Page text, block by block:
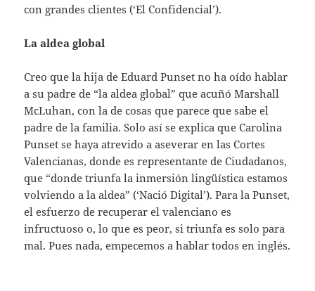
con grandes clientes (‘El Confidencial’).
La aldea global
Creo que la hija de Eduard Punset no ha oído hablar
a su padre de “la aldea global” que acuñó Marshall
McLuhan, con la de cosas que parece que sabe el
padre de la familia. Solo así se explica que Carolina
Punset se haya atrevido a aseverar en las Cortes
Valencianas, donde es representante de Ciudadanos,
que “donde triunfa la inmersión lingüística estamos
volviendo a la aldea” (‘Nació Digital’). Para la Punset,
el esfuerzo de recuperar el valenciano es
infructuoso o, lo que es peor, si triunfa es solo para
mal. Pues nada, empecemos a hablar todos en inglés.